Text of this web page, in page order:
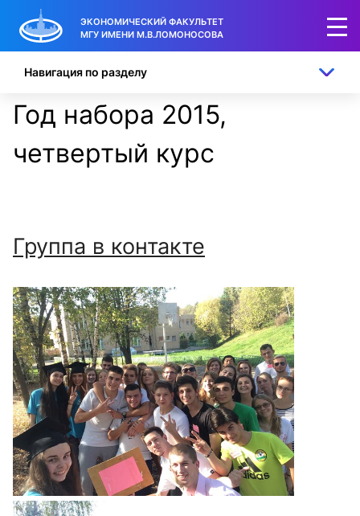
ЭКОНОМИЧЕСКИЙ ФАКУЛЬТЕТ
МГУ ИМЕНИ М.В.ЛОМОНОСОВА
Год набора 2015,
четвертый курс
Навигация по разделу
Группа в контакте